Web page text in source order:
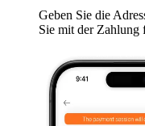
Geben Sie die
Sie mit der Zahlung